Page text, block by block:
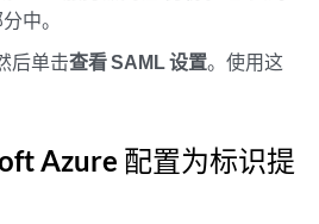
中。
后单击查看 SAML 设置。使用这
Azure 配置为标识提